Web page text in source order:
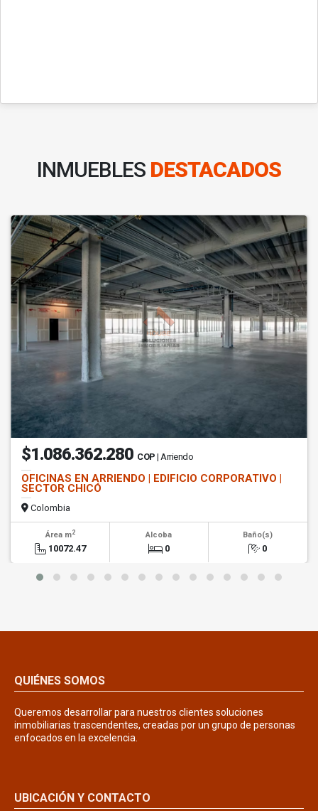
INMUEBLES DESTACADOS
$1.086.362.280 COP | Arriendo
OFICINAS EN ARRIENDO | EDIFICIO CORPORATIVO |
SECTOR CHICÓ
Colombia
Área m2
10072.47
Alcoba
0
Baño(s)
0
QUIÉNES SOMOS
Queremos desarrollar para nuestros clientes soluciones
inmobiliarias trascendentes, creadas por un grupo de personas
enfocados en la excelencia.
UBICACIÓN Y CONTACTO